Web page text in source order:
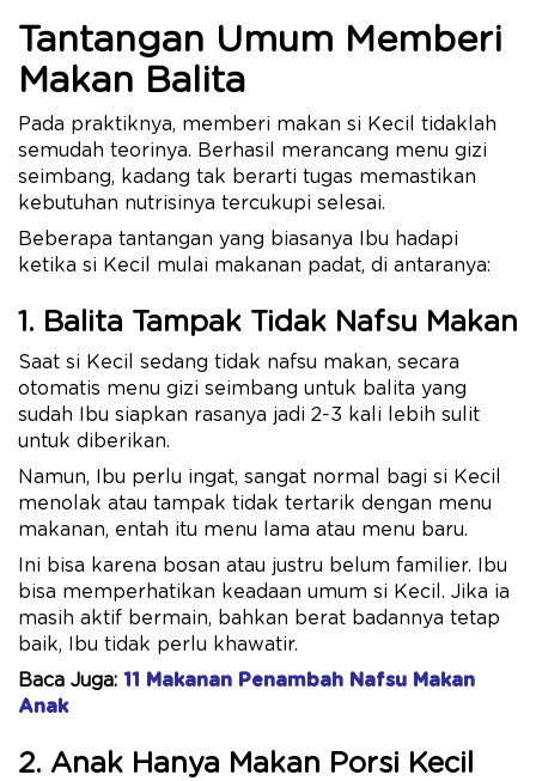
Tantangan Umum Memberi
Makan Balita
Pada praktiknya, memberi makan si Kecil tidaklah
semudah teorinya. Berhasil merancang menu gizi
seimbang, kadang tak berarti tugas memastikan
kebutuhan nutrisinya tercukupi selesai.
Beberapa tantangan yang biasanya Ibu hadapi
ketika si Kecil mulai makanan padat, di antaranya:
1. Balita Tampak Tidak Nafsu Makan
Saat si Kecil sedang tidak nafsu makan, secara
otomatis menu gizi seimbang untuk balita yang
sudah Ibu siapkan rasanya jadi 2-3 kali lebih sulit
untuk diberikan.
Namun, Ibu perlu ingat, sangat normal bagi si Kecil
menolak atau tampak tidak tertarik dengan menu
makanan, entah itu menu lama atau menu baru.
Ini bisa karena bosan atau justru belum familier. Ibu
bisa memperhatikan keadaan umum si Kecil. Jika ia
masih aktif bermain, bahkan berat badannya tetap
baik, Ibu tidak perlu khawatir.
Baca Juga: 11 Makanan Penambah Nafsu Makan
Anak
2. Anak Hanya Makan Porsi Kecil